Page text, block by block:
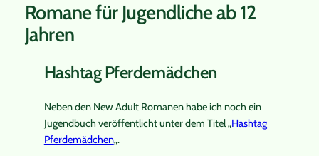
Romane für Jugendliche ab 12
Jahren
Hashtag Pferdemädchen
Neben den New Adult Romanen habe ich noch ein
Jugendbuch veröffentlicht unter dem Titel „Hashtag
Pferdemädchen„.